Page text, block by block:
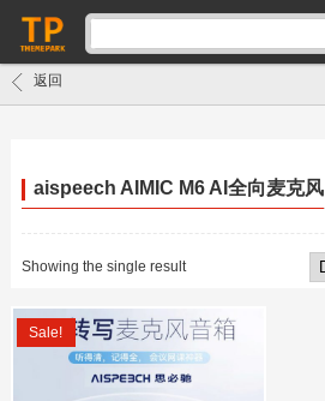
返回
aispeech AIMIC M6 AI全向麦克风
Showing the single result
Sale!